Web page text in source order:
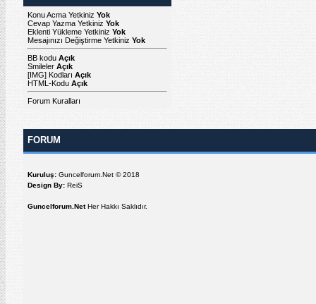
Konu Acma Yetkiniz Yok
Cevap Yazma Yetkiniz Yok
Eklenti Yükleme Yetkiniz Yok
Mesajınızı Değiştirme Yetkiniz Yok
BB kodu Açık
Smileler Açık
[IMG] Kodları Açık
HTML-Kodu Açık
Forum Kuralları
FORUM
Kuruluş: Guncelforum.Net © 2018
Design By: ReiS
Guncelforum.NetHer Hakkı Saklıdır.